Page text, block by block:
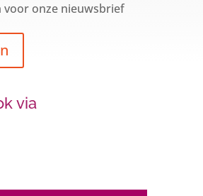
voor onze nieuwsbrief
via